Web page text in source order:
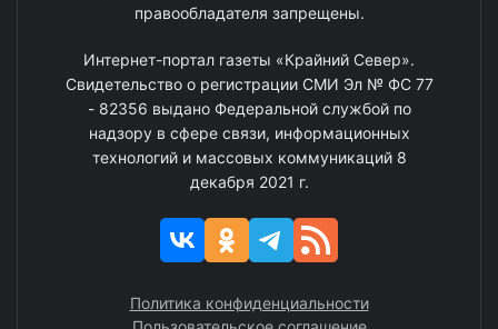
правообладателя запрещены.
Интернет-портал газеты «Крайний Север».
Свидетельство о регистрации СМИ Эл № ФС 77
- 82356 выдано Федеральной службой по
надзору в сфере связи, информационных
технологий и массовых коммуникаций 8
декабря 2021 г.
Политика конфиденциальности